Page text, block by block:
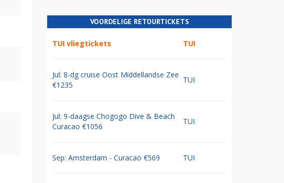
VOORDELIGE RETOURTICKETS
TUI vliegtickets TUI
Jul: 8-dg cruise Oost Middellandse Zee
€1235
TUI
Jul: 9-daagse Chogogo Dive & Beach
Curacao €1056
TUI
Sep: Amsterdam - Curacao €569 TUI